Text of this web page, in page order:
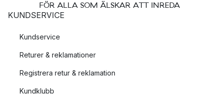
FÖR ALLA SOM ÄLSKAR ATT INREDA
KUNDSERVICE
Kundservice
Returer & reklamationer
Registrera retur & reklamation
Kundklubb